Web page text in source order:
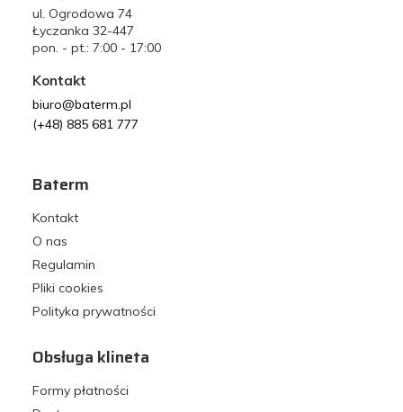
ul. Ogrodowa 74
Łyczanka 32-447
pon. - pt.: 7:00 - 17:00
Kontakt
biuro@baterm.pl
(+48) 885 681 777
Baterm
Kontakt
O nas
Regulamin
Pliki cookies
Polityka prywatności
Obsługa klineta
Formy płatności